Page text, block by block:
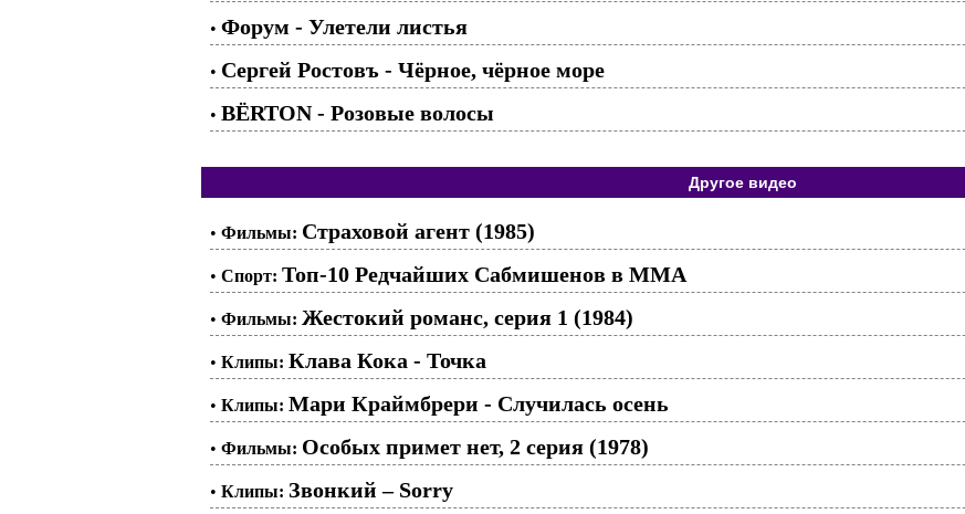
• Форум - Улетели листья
• Сергей Ростовъ - Чёрное, чёрное море
• BЁRTON - Розовые волосы
Другое видео
• Фильмы: Страховой агент (1985)
• Спорт: Топ-10 Редчайших Сабмишенов в ММА
• Фильмы: Жестокий романс, серия 1 (1984)
• Клипы: Клава Кока - Точка
• Клипы: Мари Краймбрери - Случилась осень
• Фильмы: Особых примет нет, 2 серия (1978)
• Клипы: Звонкий – Sorry